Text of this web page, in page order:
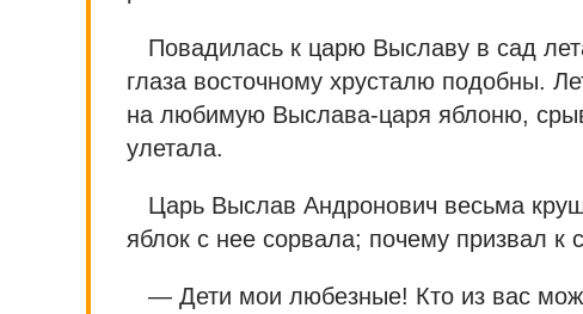
Повадилась к царю Выславу в сад
глаза восточному хрусталю подобны.
на любимую Выслава-царя яблоню,
улетала.
Царь Выслав Андронович весьма
яблок с нее сорвала; почему призвал к
— Дети мои любезные! Кто из вас